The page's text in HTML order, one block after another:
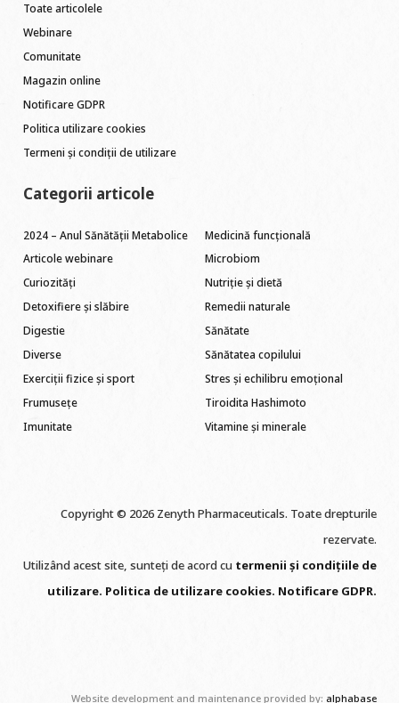
Toate articolele
Webinare
Comunitate
Magazin online
Notificare GDPR
Politica utilizare cookies
Termeni și condiții de utilizare
Categorii articole
2024 – Anul Sănătății Metabolice
Articole webinare
Curiozități
Detoxifiere și slăbire
Digestie
Diverse
Exerciții fizice și sport
Frumusețe
Imunitate
Medicină funcțională
Microbiom
Nutriție și dietă
Remedii naturale
Sănătate
Sănătatea copilului
Stres și echilibru emoțional
Tiroidita Hashimoto
Vitamine și minerale
Copyright © 2026 Zenyth Pharmaceuticals. Toate drepturile
rezervate.
Utilizând acest site, sunteți de acord cu termenii și condițiile de
utilizare. Politica de utilizare cookies. Notificare GDPR.
Website development and maintenance provided by: alphabase